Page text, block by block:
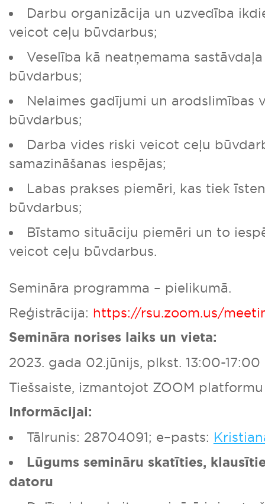
Darbu organizācija un uzvedība
veicot ceļu būvdarbus;
Veselība kā neatņemama
būvdarbus;
Nelaimes gadījumi un arodslimības
būvdarbus;
Darba vides riski veicot ceļu
samazināšanas iespējas;
Labas prakses piemēri, kas tiek
būvdarbus;
Bīstamo situāciju piemēri un to
veicot ceļu būvdarbus.
Semināra programma – pielikumā.
Reģistrācija: https://rsu.zoom.us/
Semināra norises laiks un vieta:
2023. gada 02.jūnijs, plkst. 13:00-17:00
Tiešsaiste, izmantojot ZOOM platformu
Informācijai:
Tālrunis: 28704091; e–pasts:
Lūgums semināru skatīties,
datoru